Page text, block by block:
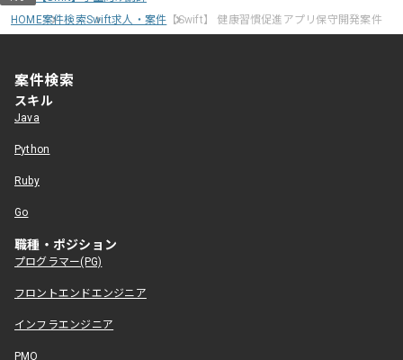
HOME案件検索Swift求人・案件 【Swift】 健康習慣促進アプリ保守開発案件
案件検索
スキル
Java
Python
Ruby
Go
職種・ポジション
プログラマー(PG)
フロントエンドエンジニア
インフラエンジニア
PMO